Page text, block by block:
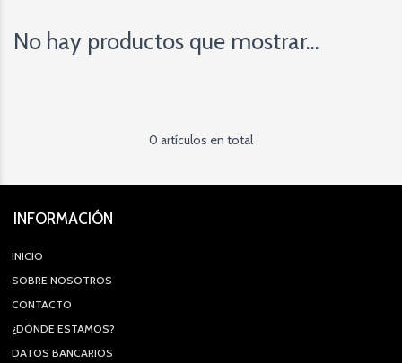
No hay productos que mostrar...
0 artículos en total
INFORMACIÓN
INICIO
SOBRE NOSOTROS
CONTACTO
¿DÓNDE ESTAMOS?
DATOS BANCARIOS